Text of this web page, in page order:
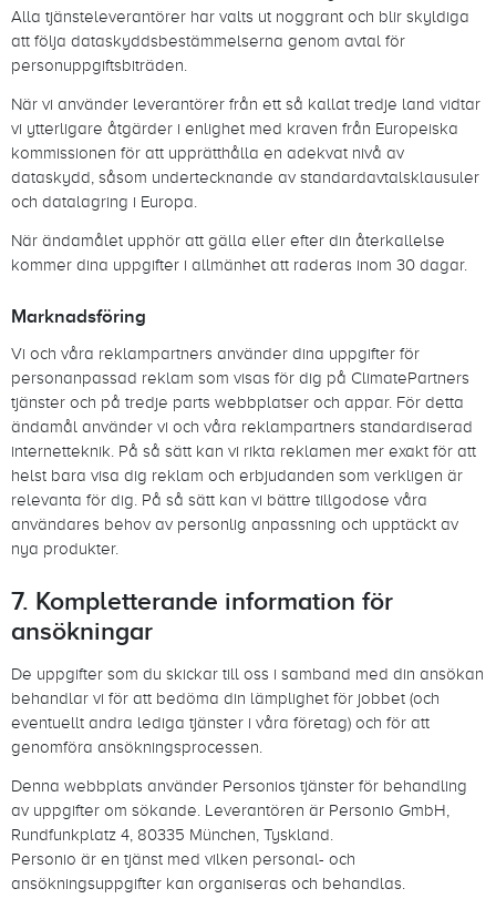
Alla tjänsteleverantörer har valts ut noggrant och blir skyldiga
att följa dataskyddsbestämmelserna genom avtal för
personuppgiftsbiträden.
När vi använder leverantörer från ett så kallat tredje land vidtar
vi ytterligare åtgärder i enlighet med kraven från Europeiska
kommissionen för att upprätthålla en adekvat nivå av
dataskydd, såsom undertecknande av standardavtalsklausuler
och datalagring i Europa.
När ändamålet upphör att gälla eller efter din återkallelse
kommer dina uppgifter i allmänhet att raderas inom 30 dagar.
Marknadsföring
Vi och våra reklampartners använder dina uppgifter för
personanpassad reklam som visas för dig på ClimatePartners
tjänster och på tredje parts webbplatser och appar. För detta
ändamål använder vi och våra reklampartners standardiserad
internetteknik. På så sätt kan vi rikta reklamen mer exakt för att
helst bara visa dig reklam och erbjudanden som verkligen är
relevanta för dig. På så sätt kan vi bättre tillgodose våra
användares behov av personlig anpassning och upptäckt av
nya produkter.
7. Kompletterande information för
ansökningar
De uppgifter som du skickar till oss i samband med din ansökan
behandlar vi för att bedöma din lämplighet för jobbet (och
eventuellt andra lediga tjänster i våra företag) och för att
genomföra ansökningsprocessen.
Denna webbplats använder Personios tjänster för behandling
av uppgifter om sökande. Leverantören är Personio GmbH,
Rundfunkplatz 4, 80335 München, Tyskland.
Personio är en tjänst med vilken personal- och
ansökningsuppgifter kan organiseras och behandlas.